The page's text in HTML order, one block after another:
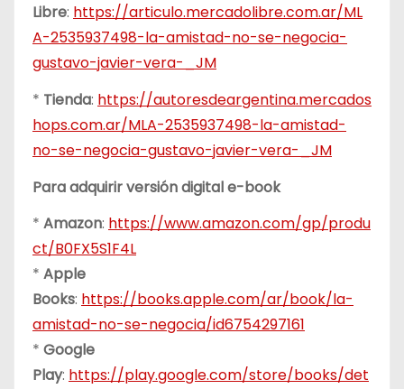
Libre: https://articulo.mercadolibre.com.ar/ML
A-2535937498-la-amistad-no-se-negocia-
gustavo-javier-vera-_JM
* Tienda: https://autoresdeargentina.mercados
hops.com.ar/MLA-2535937498-la-amistad-
no-se-negocia-gustavo-javier-vera-_JM
Para adquirir versión digital e-book
* Amazon: https://www.amazon.com/gp/produ
ct/B0FX5S1F4L
* Apple
Books: https://books.apple.com/ar/book/la-
amistad-no-se-negocia/id6754297161
* Google
Play: https://play.google.com/store/books/det